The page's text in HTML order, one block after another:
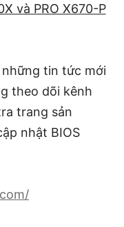
và PRO X670-P
tin tức mới
theo dõi kênh
trang sản
nhật BIOS